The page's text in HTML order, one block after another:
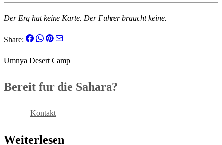
Der Erg hat keine Karte. Der Fuhrer braucht keine.
Share:
Umnya Desert Camp
Bereit fur die Sahara?
Kontakt
Weiterlesen